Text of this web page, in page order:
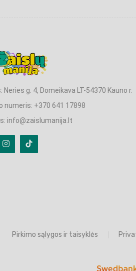
Neries g. 4, Domeikava LT-54370 Kauno r.
numeris: +370 641 17898
info@zaislumanija.lt
Pirkimo sąlygos ir taisyklės